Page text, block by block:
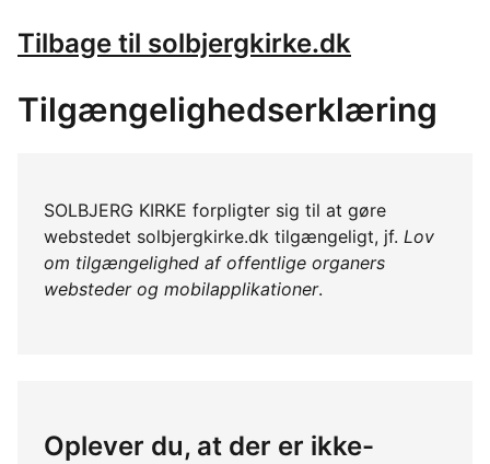
Tilbage til solbjergkirke.dk
Tilgængelighedserklæring
SOLBJERG KIRKE forpligter sig til at gøre
webstedet solbjergkirke.dk tilgængeligt, jf. Lov
om tilgængelighed af offentlige organers
websteder og mobilapplikationer.
Oplever du, at der er ikke-